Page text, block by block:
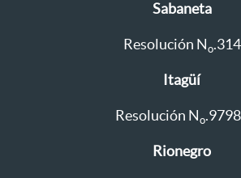
Sabaneta
Resolución N o.314
Itagüí
Resolución N o
Rionegro